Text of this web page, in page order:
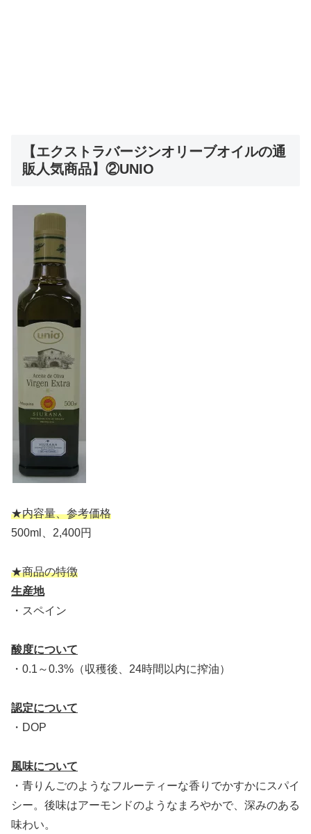
【エクストラバージンオリーブオイルの通
販人気商品】②UNIO
★内容量、参考価格
500ml、2,400円
★商品の特徴
生産地
・スペイン
酸度について
・0.1～0.3%（収穫後、24時間以内に搾油）
認定について
・DOP
風味について
・青りんごのようなフルーティーな香りでかすかにスパイ
シー。後味はアーモンドのようなまろやかで、深みのある
味わい。